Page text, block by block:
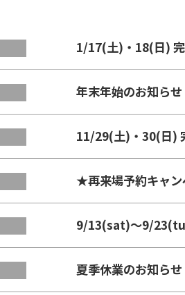
1/17(土)・18(日)
年末年始のお知らせ
11/29(土)・30(日)
★再来場予約キャ
9/13(sat)～9/
夏季休業のお知らせ